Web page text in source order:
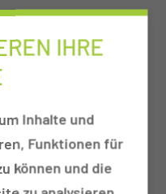
IHRE
Inhalte und
Funktionen für
können und die